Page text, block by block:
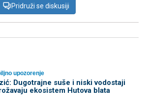
Pridruži se diskusiji
upozorenje
Dugotrajne suše i niski vodostaji
ekosistem Hutova blata